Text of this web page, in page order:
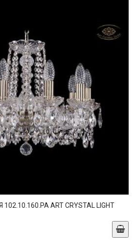
ART CRYSTAL LIGHT